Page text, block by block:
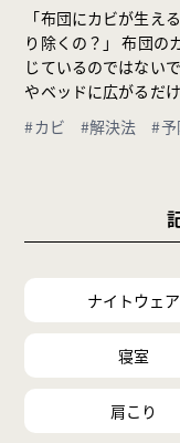
「布団にカビが生え
り除くの？」 布団の
じているのではない
やベッドに広がるだ
#カビ
#解決法 #予
ナイトウェア
寝室
肩こり